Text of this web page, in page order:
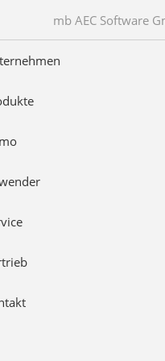
springen
mb AEC Software